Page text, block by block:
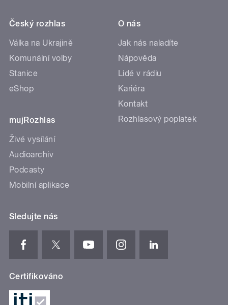
Český rozhlas
Válka na Ukrajině
Komunální volby
Stanice
eShop
mujRozhlas
Živé vysílání
Audioarchiv
Podcasty
Mobilní aplikace
O nás
Jak nás naladíte
Nápověda
Lidé v rádiu
Kariéra
Kontakt
Rozhlasový poplatek
Sledujte nás
Certifikováno